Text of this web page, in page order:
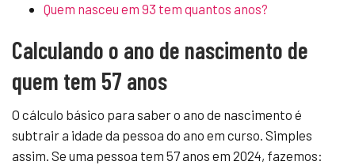
Quem nasceu em 93 tem quantos anos?
Calculando o ano de nascimento de
quem tem 57 anos
O cálculo básico para saber o ano de nascimento é
subtrair a idade da pessoa do ano em curso. Simples
assim. Se uma pessoa tem 57 anos em 2024, fazemos: